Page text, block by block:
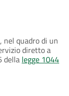
nel quadro di un
diretto a
della legge 1044